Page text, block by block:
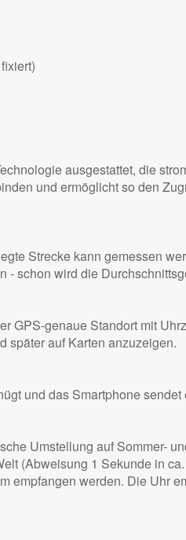
ausgestattet, die
und ermöglicht so den
Strecke kann gemessen
schon wird die
GPS-genaue Standort mit
später auf Karten anzuzeigen.
und das Smartphone
Umstellung auf Sommer-
(Abweisung 1 Sekunde in
empfangen werden. Die Uhr